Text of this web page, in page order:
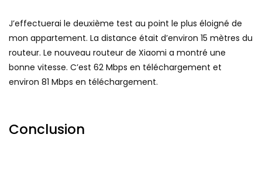
J’effectuerai le deuxième test au point le plus éloigné de
mon appartement. La distance était d’environ 15 mètres du
routeur. Le nouveau routeur de Xiaomi a montré une
bonne vitesse. C’est 62 Mbps en téléchargement et
environ 81 Mbps en téléchargement.
Conclusion